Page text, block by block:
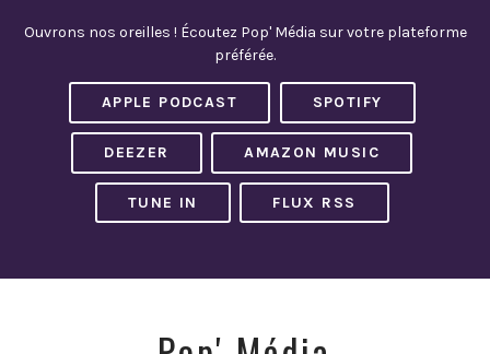
Ouvrons nos oreilles ! Écoutez Pop' Média sur votre plateforme
préférée.
APPLE PODCAST SPOTIFY
DEEZER AMAZON MUSIC
TUNE IN FLUX RSS